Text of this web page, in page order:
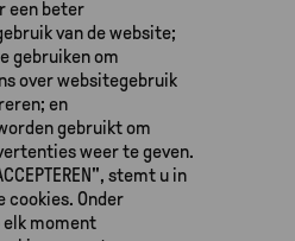
een beter
van de website;
gebruiken om
over websitegebruik
en
gebruikt om
weer te geven.
stemt u in
cookies. Onder
moment